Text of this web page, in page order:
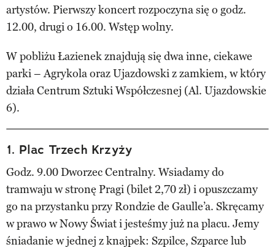
artystów. Pierwszy koncert rozpoczyna się o godz.
12.00, drugi o 16.00. Wstęp wolny.
W pobliżu Łazienek znajdują się dwa inne, ciekawe
parki – Agrykola oraz Ujazdowski z zamkiem, w który
działa Centrum Sztuki Współczesnej (Al. Ujazdowskie
6).
1. Plac Trzech Krzyży
Godz. 9.00 Dworzec Centralny. Wsiadamy do
tramwaju w stronę Pragi (bilet 2,70 zł) i opuszczamy
go na przystanku przy Rondzie de Gaulle’a. Skręcamy
w prawo w Nowy Świat i jesteśmy już na placu. Jemy
śniadanie w jednej z knajpek: Szpilce, Szparce lub